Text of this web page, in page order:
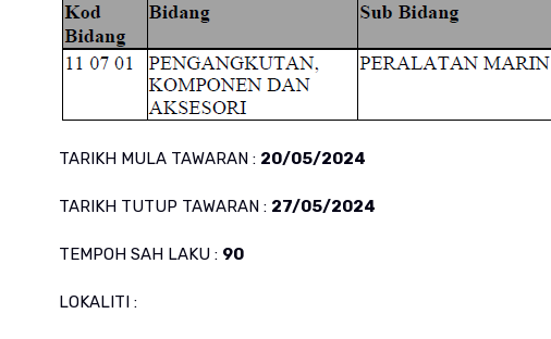
TARIKH MULA TAWARAN : 20/05/2024
TARIKH TUTUP TAWARAN : 27/05/2024
TEMPOH SAH LAKU : 90
LOKALITI :